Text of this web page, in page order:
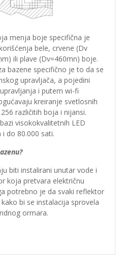
menja boje specifična je
bele, crvene (Dv
ili plave (Dv=460mn) boje.
bazene specifično je to da se
upravljača, a pojedini
i putem wi-fi
kreiranje svetlosnih
različitih boja i nijansi.
visokokvalitetnih LED
do 80.000 sati.
biti instalirani unutar vode i
koja pretvara električnu
potrebno je da svaki reflektor
bi se instalacija sprovela
ormara.